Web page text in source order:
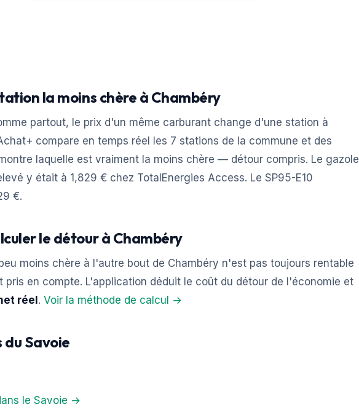
la moins chère à Chambéry
partout, le prix d'un même carburant change d'une station à
compare en temps réel les 7 stations de la commune et des
laquelle est vraiment la moins chère — détour compris. Le gazole
y était à 1,829 € chez TotalEnergies Access. Le SP95-E10
€.
le détour à Chambéry
moins chère à l'autre bout de Chambéry n'est pas toujours rentable
pris en compte. L'application déduit le coût du détour de l'économie et
réel . Voir la méthode de calcul →
du Savoie
le Savoie →